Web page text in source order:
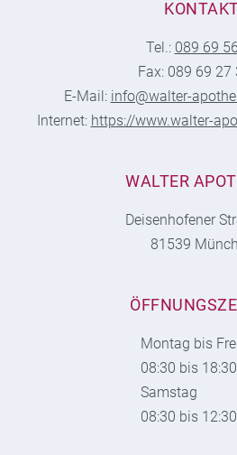
Tel.: 089 69
Fax: 089 69 27
E-Mail: info@walter-
Internet: https://www.walter-
WALTER
Deisenhofener
81539
Montag bis
08:30 bis
Samstag
08:30 bis